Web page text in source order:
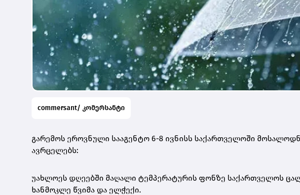
commersant/ კომერსანტი
გარემოს ეროვნული სააგენტო 6-8 ივნისს საქართველოში
ავრცელებს:
უახლოეს დღეებში მაღალი ტემპერატურის ფონზე საქართველოს
ხანმოკლე წვიმა და ელჭექი.